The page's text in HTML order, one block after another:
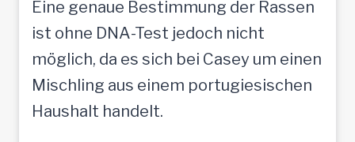
Eine genaue Bestimmung der Rassen
ist ohne DNA-Test jedoch nicht
möglich, da es sich bei Casey um einen
Mischling aus einem portugiesischen
Haushalt handelt.